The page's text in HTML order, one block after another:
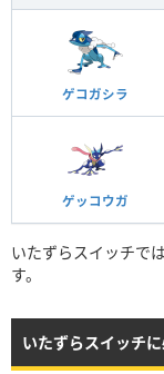
ゲコガシラ
ゲッコウガ
いたずらスイッチで
す。
いたずらスイッチ